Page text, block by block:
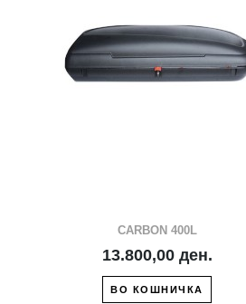
CARBON 400L
13.800,00 ден.
ВО КОШНИЧКА